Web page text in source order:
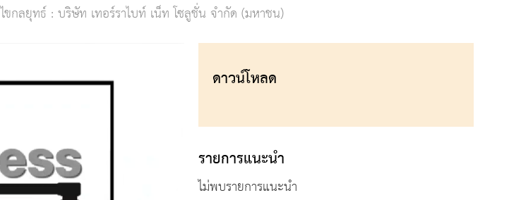
ไขกลยุทธ์ : บริษัท เทอร์ราไบท์ เน็ท โซลูชั่น จำกัด (มหาชน)
ดาวน์โหลด
รายการแนะนำ
ไม่พบรายการแนะนำ